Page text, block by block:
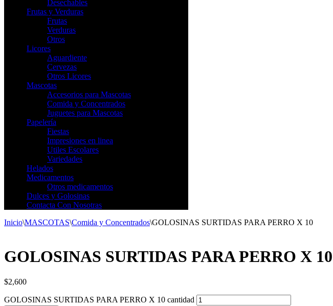
Desechables
Frutas y Verduras
Frutas
Verduras
Otros
Licores
Aguardiente
Cervezas
Otros Licores
Mascotas
Accesorios para Mascotas
Comida y Concentrados
Juguetes para Mascotas
Papelería
Fiestas
Impresiones en linea
Utiles Escolares
Variedades
Helados
Medicamentos
Otros medicamentos
Dulces y Golosinas
Contacta Con Nosotras
Inicio\MASCOTAS\Comida y Concentrados\GOLOSINAS SURTIDAS PARA PERRO X 10
GOLOSINAS SURTIDAS PARA PERRO X 10
$2,600
GOLOSINAS SURTIDAS PARA PERRO X 10 cantidad